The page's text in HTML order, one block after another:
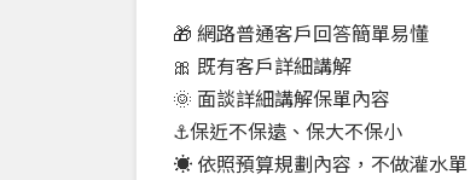
🎁 網路普通客戶回答簡單易懂
🎀 既有客戶詳細講解
🌞 面談詳細講解保單內容
⚓保近不保遠、保大不保小
☀️ 依照預算規劃內容，不做灌水單